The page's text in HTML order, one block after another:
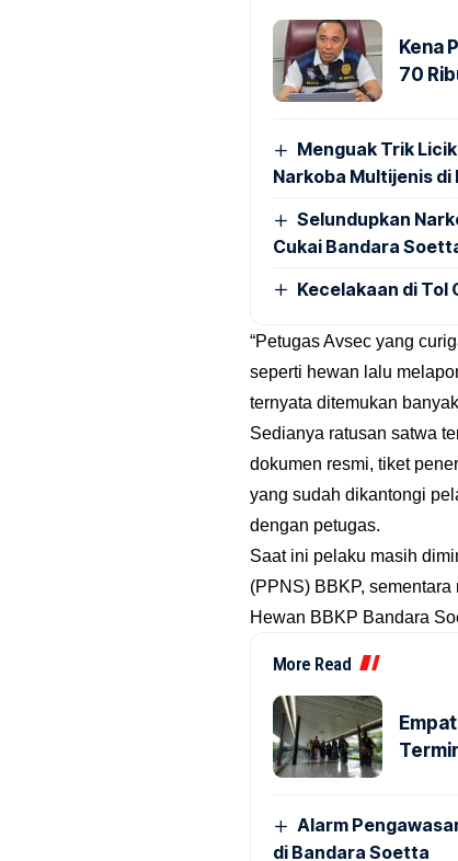
Kena
70
Menguak Trik
Narkoba Multijenis
Selundupkan
Cukai Bandara
Kecelakaan di Tol
“Petugas Avsec yang
seperti hewan lalu
ternyata ditemukan
Sedianya ratusan satwa
dokumen resmi, tiket
yang sudah dikantongi
dengan petugas.
Saat ini pelaku masih
(PPNS) BBKP,
Hewan BBKP Bandara
More Read
Alarm
di Bandara Soetta